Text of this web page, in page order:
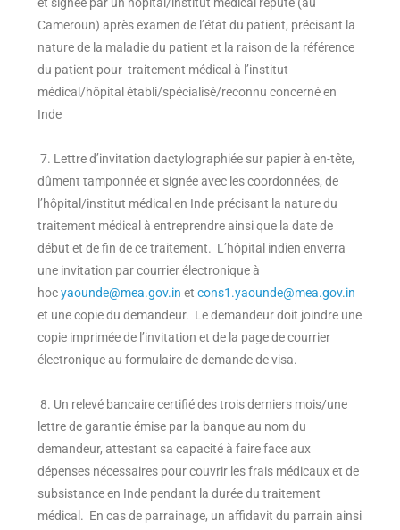
et signée par un hôpital/institut médical réputé (au
Cameroun) après examen de l’état du patient, précisant la
nature de la maladie du patient et la raison de la référence
du patient pour traitement médical à l’institut
médical/hôpital établi/spécialisé/reconnu concerné en
Inde
7. Lettre d’invitation dactylographiée sur papier à en-tête,
dûment tamponnée et signée avec les coordonnées, de
l’hôpital/institut médical en Inde précisant la nature du
traitement médical à entreprendre ainsi que la date de
début et de fin de ce traitement. L’hôpital indien enverra
une invitation par courrier électronique à
hocyaounde@mea.gov.in et cons1.yaounde@mea.gov.in
et une copie du demandeur. Le demandeur doit joindre une
copie imprimée de l’invitation et de la page de courrier
électronique au formulaire de demande de visa.
8. Un relevé bancaire certifié des trois derniers mois/une
lettre de garantie émise par la banque au nom du
demandeur, attestant sa capacité à faire face aux
dépenses nécessaires pour couvrir les frais médicaux et de
subsistance en Inde pendant la durée du traitement
médical. En cas de parrainage, un affidavit du parrain ainsi